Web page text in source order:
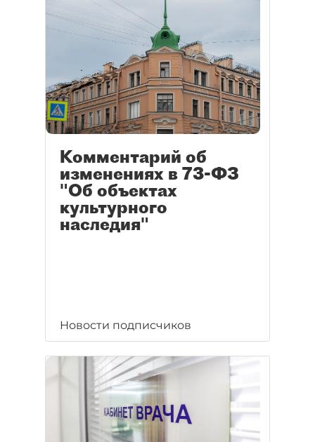
Комментарий об
изменениях в 73-ФЗ
"Об объектах
культурного
наследия"
Новости подписчиков